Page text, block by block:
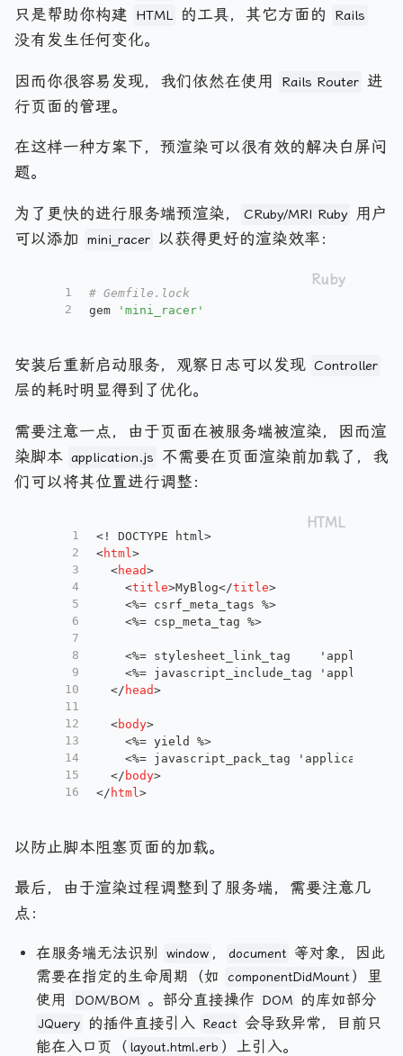
只是帮助你构建
HTML 的工具，其它方面的 Rails
没有发生任何变化。
因而你很容易发现，我们依然在使用 Rails Router 进
行页面的管理。
在这样一种方案下，预渲染可以很有效的解决白屏问
题。
为了更快的进行服务端预渲染， CRuby/MRI Ruby
用户
可以添加
mini_racer 以获得更好的渲染效率：
1
2
# Gemfile.lock
gem
'mini_racer'
安装后重新启动服务，观察日志可以发现 Controller
层的耗时明显得到了优化。
需要注意一点，由于页面在被服务端被渲染，因而渲
染脚本 application.js
不需要在页面渲染前加载了，我
们可以将其位置进行调整：
1
2
3
4
5
6
7
8
9
10
11
12
13
14
15
16
<! DOCTYPE html>
<html>
<head>
<title>MyBlog</title>
    <%= csrf_meta_tags %>
    <%= csp_meta_tag %>
<%= stylesheet_link_tag
<%= javascript_include_tag
</ head>
<body>
    <%= yield %>
<%= javascript_pack_tag
</ body>
</ html>
以防止脚本阻塞页面的加载。
最后，由于渲染过程调整到了服务端，需要注意几
点：
在服务端无法识别 window ， document 等对象，因此
需要在指定的生命周期（如
componentDidMount ）里
使用
DOM/BOM 。部分直接操作 DOM 的库如部分
JQuery 的插件直接引入 React 会导致异常，目前只
能在入口页（ layout.html.erb ）上引入。